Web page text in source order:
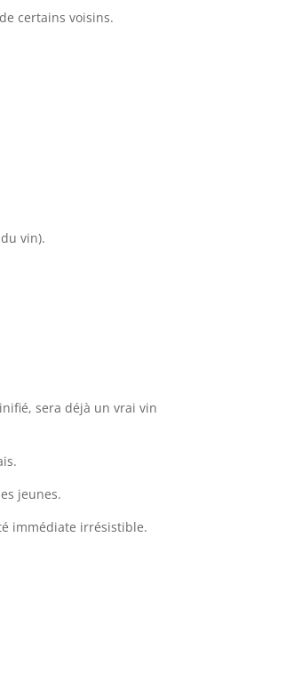
certains voisins.
vin).
sera déjà un vrai vin
jeunes.
immédiate irrésistible.